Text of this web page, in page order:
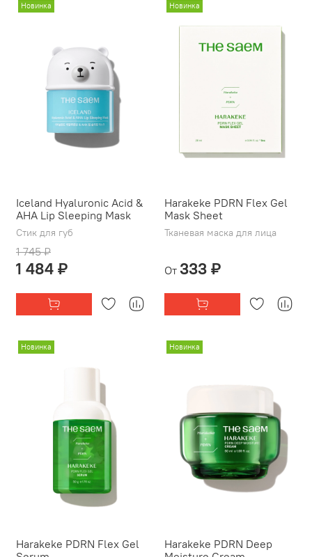
Новинка
Iceland Hyaluronic Acid &
AHA Lip Sleeping Mask
Стик для губ
1 745 ₽
1 484 ₽
Новинка
Harakeke PDRN Flex Gel
Mask Sheet
Тканевая маска для лица
От 333 ₽
Новинка
Harakeke PDRN Flex Gel
Новинка
Harakeke PDRN Deep